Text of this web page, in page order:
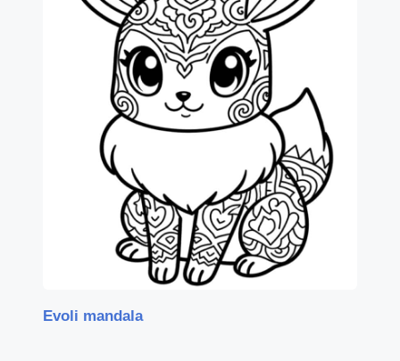
Evoli mandala